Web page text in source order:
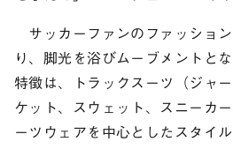
サッカーファンのファッショ
り、脚光を浴びムーブメントと
特徴は、トラックスーツ（ジャ
ケット、スウェット、スニーカ
ーツウェアを中心としたスタイ